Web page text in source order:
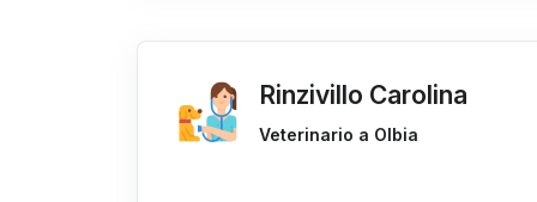
Rinzivillo Carolina
Veterinario a Olbia